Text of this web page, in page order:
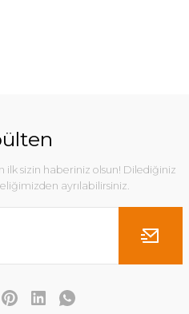
ilk sizin haberiniz olsun! Dilediğiniz
ayrılabilirsiniz.